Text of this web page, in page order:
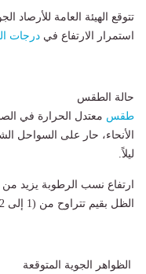
استمرار الارتفاع في درجات
​حالة الطقس
طقس معتدل الحرارة في
الأنحاء، حار على السواحل
ليلاً.
​ارتفاع نسب الرطوبة يزيد
الظل بقيم تتراوح من (1 إلى 2) درجة.
​ الظواهر الجوية المتوقعة